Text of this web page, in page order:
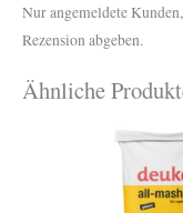
Nur angemeldete
Rezension abgeben.
Ähnliche